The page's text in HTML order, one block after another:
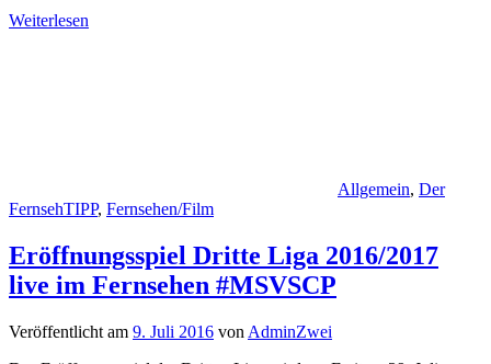
Weiterlesen
Allgemein, Der
FernsehTIPP, Fernsehen/Film
Eröffnungsspiel Dritte Liga 2016/2017
live im Fernsehen #MSVSCP
Veröffentlicht am 9. Juli 2016 von AdminZwei